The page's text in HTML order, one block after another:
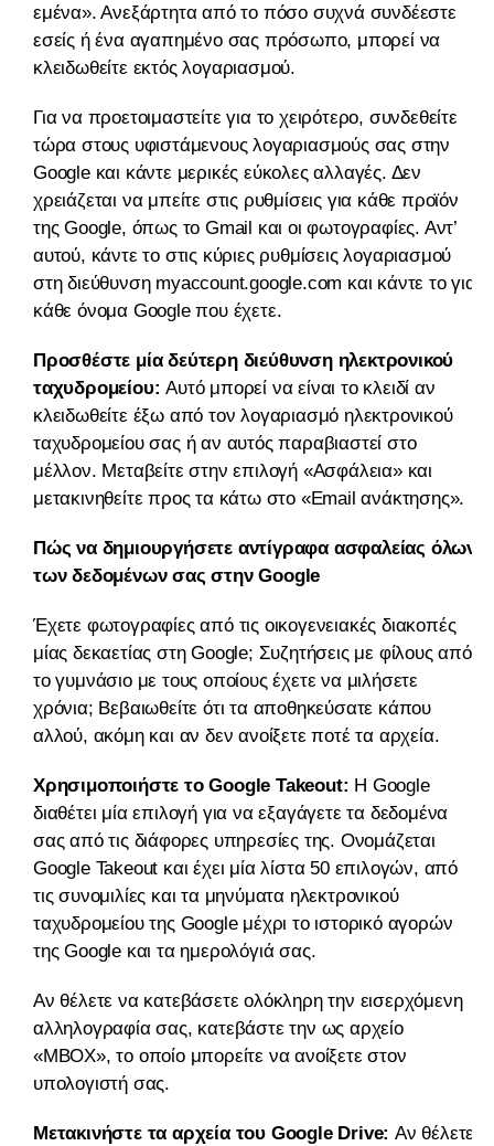
εμένα». Ανεξάρτητα από το πόσο συχνά συνδέεστε
εσείς ή ένα αγαπημένο σας πρόσωπο, μπορεί να
κλειδωθείτε εκτός λογαριασμού.
Για να προετοιμαστείτε για το χειρότερο, συνδεθείτε
τώρα στους υφιστάμενους λογαριασμούς σας στην
Google και κάντε μερικές εύκολες αλλαγές. Δεν
χρειάζεται να μπείτε στις ρυθμίσεις για κάθε προϊόν
της Google, όπως το Gmail και οι φωτογραφίες. Αντ’
αυτού, κάντε το στις κύριες ρυθμίσεις λογαριασμού
στη διεύθυνση myaccount.google.com και κάντε το για
κάθε όνομα Google που έχετε.
Προσθέστε μία δεύτερη διεύθυνση ηλεκτρονικού
ταχυδρομείου: Αυτό μπορεί να είναι το κλειδί αν
κλειδωθείτε έξω από τον λογαριασμό ηλεκτρονικού
ταχυδρομείου σας ή αν αυτός παραβιαστεί στο
μέλλον. Μεταβείτε στην επιλογή «Ασφάλεια» και
μετακινηθείτε προς τα κάτω στο «Email ανάκτησης».
Πώς να δημιουργήσετε αντίγραφα ασφαλείας όλων
των δεδομένων σας στην Google
Έχετε φωτογραφίες από τις οικογενειακές διακοπές
μίας δεκαετίας στη Google; Συζητήσεις με φίλους από
το γυμνάσιο με τους οποίους έχετε να μιλήσετε
χρόνια; Βεβαιωθείτε ότι τα αποθηκεύσατε κάπου
αλλού, ακόμη και αν δεν ανοίξετε ποτέ τα αρχεία.
Χρησιμοποιήστε το Google Takeout: Η Google
διαθέτει μία επιλογή για να εξαγάγετε τα δεδομένα
σας από τις διάφορες υπηρεσίες της. Ονομάζεται
Google Takeout και έχει μία λίστα 50 επιλογών, από
τις συνομιλίες και τα μηνύματα ηλεκτρονικού
ταχυδρομείου της Google μέχρι το ιστορικό αγορών
της Google και τα ημερολόγιά σας.
Αν θέλετε να κατεβάσετε ολόκληρη την εισερχόμενη
αλληλογραφία σας, κατεβάστε την ως αρχείο
«MBOX», το οποίο μπορείτε να ανοίξετε στον
υπολογιστή σας.
Μετακινήστε τα αρχεία του Google Drive: Αν θέλετε